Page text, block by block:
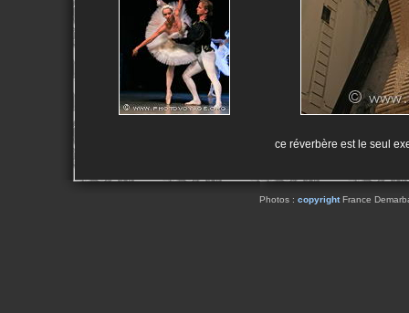
ce réverbère est le seul
Photos : copyrightFrance